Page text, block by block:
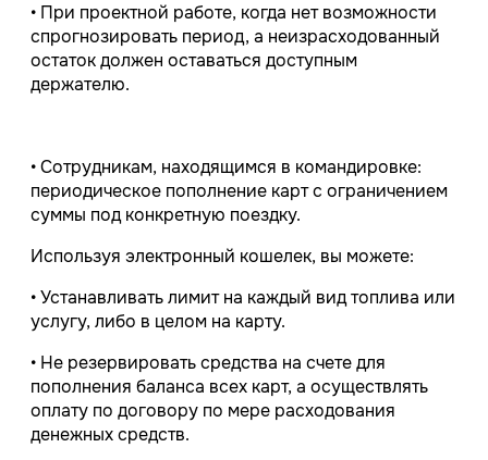
• При проектной работе, когда нет возможности
спрогнозировать период, а неизрасходованный
остаток должен оставаться доступным
держателю.
• Сотрудникам, находящимся в командировке:
периодическое пополнение карт с ограничением
суммы под конкретную поездку.
Используя электронный кошелек, вы можете:
• Устанавливать лимит на каждый вид топлива или
услугу, либо в целом на карту.
• Не резервировать средства на счете для
пополнения баланса всех карт, а осуществлять
оплату по договору по мере расходования
денежных средств.